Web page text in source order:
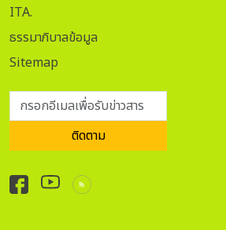
ITA.
ธรรมาภิบาลข้อมูล
Sitemap
กรอกอีเมลเพื่อรับข่าวสาร
ติดตาม